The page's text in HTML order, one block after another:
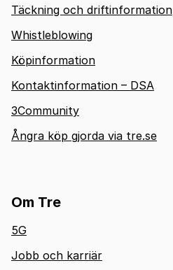
Täckning och driftinformation
Whistleblowing
Köpinformation
Kontaktinformation – DSA
3Community
Ångra köp gjorda via tre.se
Om Tre
5G
Jobb och karriär